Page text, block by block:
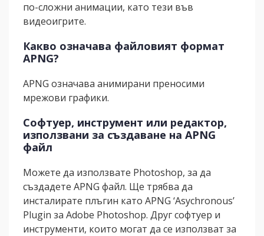
по-сложни анимации, като тези във
видеоигрите.
Какво означава файловият формат
APNG?
APNG означава анимирани преносими
мрежови графики.
Софтуер, инструмент или редактор,
използвани за създаване на APNG
файл
Можете да използвате Photoshop, за да
създадете APNG файл. Ще трябва да
инсталирате плъгин като APNG ‘Asychronous’
Plugin за Adobe Photoshop. Друг софтуер и
инструменти, които могат да се използват за